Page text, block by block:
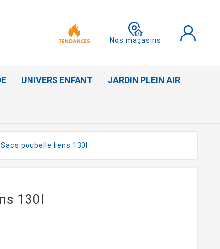
Nos magasins
UNIVERS ENFANT JARDIN PLEIN AIR
Sacs poubelle liens 130l
130l